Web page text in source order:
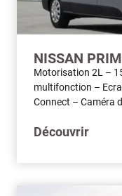
NISSAN
Motorisation 2L –
multifonction –
Connect – Caméra
Découvrir